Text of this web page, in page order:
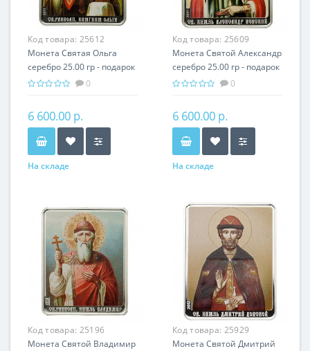
Код товара: 25612
Монета Святая Ольга
серебро 25.00 гр - подарок
икона имени0
6 600.00 р.
На складе
Код товара: 25609
Монета Святой Александр
серебро 25.00 гр - подарок
икона имени0
6 600.00 р.
На складе
Код товара: 25196
Монета Святой Владимир
Код товара: 25929
Монета Святой Дмитрий